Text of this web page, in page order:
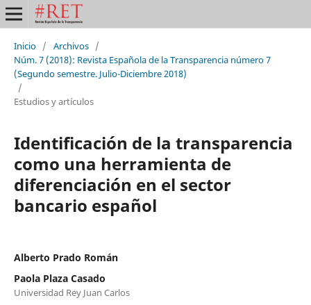
Inicio / Archivos /
Núm. 7 (2018): Revista Española de la Transparencia número 7
(Segundo semestre. Julio-Diciembre 2018)
/
Estudios y artículos
Identificación de la transparencia
como una herramienta de
diferenciación en el sector
bancario español
Alberto Prado Román
Paola Plaza Casado
Universidad Rey Juan Carlos